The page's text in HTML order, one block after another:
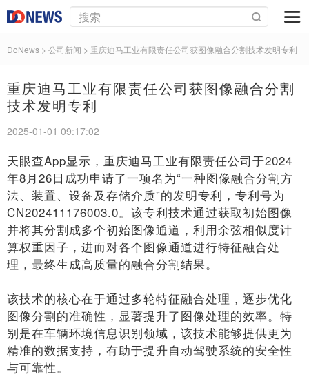
DoNews > 公司新闻 > 重庆迪马工业有限责任公司获图像融合分割技术发明专利
重庆迪马工业有限责任公司获图像融合分割
技术发明专利
2025-01-01 09:17:02
天眼查App显示，重庆迪马工业有限责任公司于2024
年8月26日成功申请了一项名为“一种图像融合分割方
法、装置、设备及存储介质”的发明专利，专利号为
CN202411176003.0。该专利技术通过获取初始图像
并将其分割成多个初始图像通道，利用余弦相似度计
算权重因子，进而对各个图像通道进行特征融合处
理，最终生成高质量的融合分割结果。
该技术的核心在于通过多轮特征融合处理，逐步优化
图像分割的准确性，显著提升了图像处理的效率。特
别是在车辆环境信息识别领域，该技术能够提供更为
精准的数据支持，有助于提升自动驾驶系统的安全性
与可靠性。